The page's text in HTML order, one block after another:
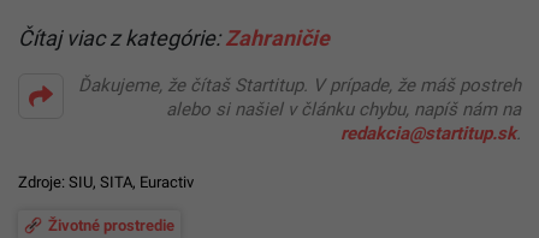
Čítaj viac z kategórie:Zahraničie
Ďakujeme, že čítaš Startitup. V prípade, že máš postreh
alebo si našiel v článku chybu, napíš nám na
redakcia@startitup.sk.
Zdroje: SIU, SITA, Euractiv
Životné prostredie